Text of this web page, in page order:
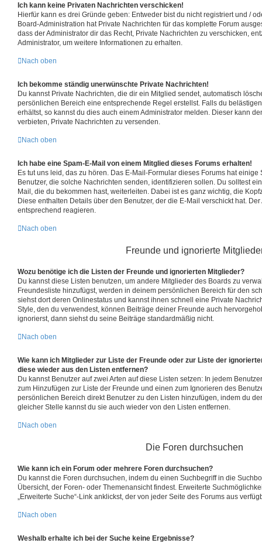
Ich kann keine Privaten Nachrichten verschicken!
Hierfür kann es drei Gründe geben: Entweder bist du nicht registriert und /
Board-Administration hat Private Nachrichten für das komplette Forum
dass der Administrator dir das Recht, Private Nachrichten zu verschicken,
Administrator, um weitere Informationen zu erhalten.
Nach oben
Ich bekomme ständig unerwünschte Private Nachrichten!
Du kannst Private Nachrichten, die dir ein Mitglied sendet, automatisch
persönlichen Bereich eine entsprechende Regel erstellst. Falls du
erhältst, so kannst du dies auch einem Administrator melden. Dieser kann
verbieten, Private Nachrichten zu versenden.
Nach oben
Ich habe eine Spam-E-Mail von einem Mitglied dieses Forums erhalten!
Es tut uns leid, das zu hören. Das E-Mail-Formular dieses Forums hat
Benutzer, die solche Nachrichten senden, identifizieren sollen. Du solltest
Mail, die du bekommen hast, weiterleiten. Dabei ist es ganz wichtig, die
Diese enthalten Details über den Benutzer, der die E-Mail verschickt hat.
entsprechend reagieren.
Nach oben
Freunde und ignorierte
Wozu benötige ich die Listen der Freunde und ignorierten Mitglieder?
Du kannst diese Listen benutzen, um andere Mitglieder des Boards zu
Freundesliste hinzufügst, werden in deinem persönlichen Bereich für den
siehst dort deren Onlinestatus und kannst ihnen schnell eine Private
Style, den du verwendest, können Beiträge deiner Freunde auch
ignorierst, dann siehst du seine Beiträge standardmäßig nicht.
Nach oben
Wie kann ich Mitglieder zur Liste der Freunde oder zur Liste der
diese wieder aus den Listen entfernen?
Du kannst Benutzer auf zwei Arten auf diese Listen setzen: In jedem
zum Hinzufügen zur Liste der Freunde und einen zum Ignorieren des
persönlichen Bereich direkt Benutzer zu den Listen hinzufügen, indem du
gleicher Stelle kannst du sie auch wieder von den Listen entfernen.
Nach oben
Die Foren durchsuchen
Wie kann ich ein Forum oder mehrere Foren durchsuchen?
Du kannst die Foren durchsuchen, indem du einen Suchbegriff in die
Übersicht, der Foren- oder Themenansicht findest. Erweiterte
„Erweiterte Suche“-Link anklickst, der von jeder Seite des Forums aus
Nach oben
Weshalb erhalte ich bei der Suche keine Ergebnisse?